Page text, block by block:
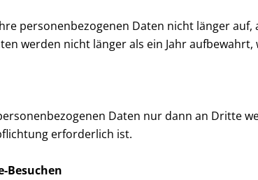
personenbezogenen Daten nicht länger
werden nicht länger als ein Jahr
Daten nur dann an Dritte
erforderlich ist.
Besuchen